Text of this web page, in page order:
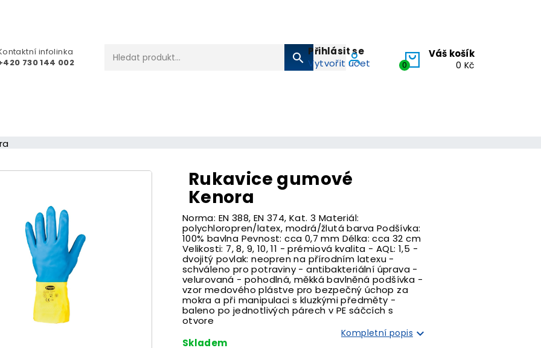
infolinka
730 144 002
search Přihlásit se
Vytvořit účet
0
Váš košík
0 Kč
Rukavice gumové
Kenora
Norma: EN 388, EN 374, Kat. 3 Materiál:
polychloropren/latex, modrá/žlutá barva Podšívka:
100% bavlna Pevnost: cca 0,7 mm Délka: cca 32 cm
Velikosti: 7, 8, 9, 10, 11 - prémiová kvalita - AQL: 1,5 -
dvojitý povlak: neopren na přírodním latexu -
schváleno pro potraviny - antibakteriální úprava -
velurovaná - pohodlná, měkká bavlněná podšívka -
vzor medového plástve pro bezpečný úchop za
mokra a při manipulaci s kluzkými předměty -
baleno po jednotlivých párech v PE sáčcích s
otvore
Kompletní popis
Skladem